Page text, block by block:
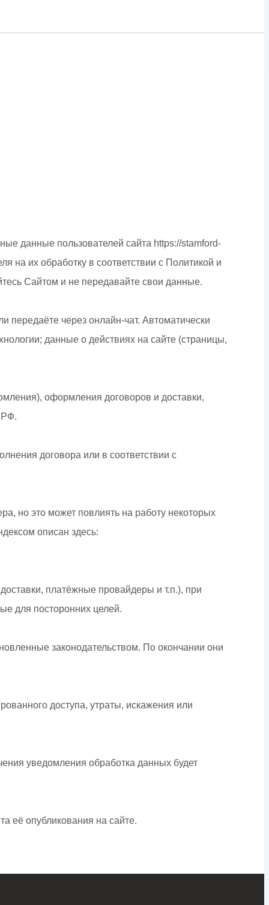
данные пользователей сайта https://stamford-
на их обработку в соответствии с Политикой и
Сайтом и не передавайте свои данные.
через онлайн-чат. Автоматически
данные о действиях на сайте (страницы,
оформления договоров и доставки,
РФ.
договора или в соответствии с
но это может повлиять на работу некоторых
описан здесь:
платёжные провайдеры и т.п.), при
для посторонних целей.
законодательством. По окончании они
доступа, утраты, искажения или
уведомления обработка данных будет
её опубликования на сайте.